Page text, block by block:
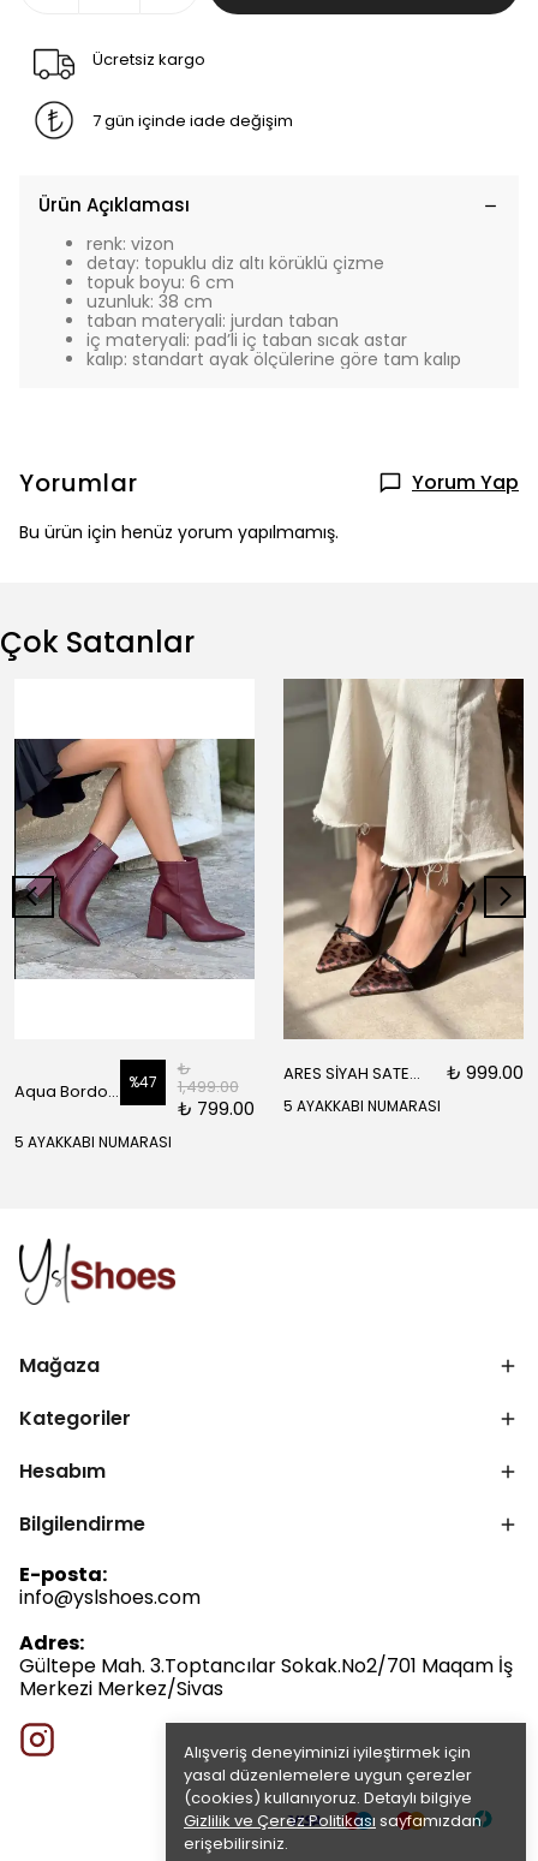
Alışveriş deneyiminizi iyileştirmek için
yasal düzenlemelere uygun çerezler
(cookies) kullanıyoruz. Detaylı bilgiye
Gizlilik ve Çerez Politikası sayfamızdan
erişebilirsiniz.
Ücretsiz kargo
7 gün içinde iade değişim
Ürün Açıklaması
renk: vizon
detay: topuklu diz altı körüklü çizme
topuk boyu: 6 cm
uzunluk: 38 cm
taban materyali: jurdan taban
iç materyali: pad’li iç taban sıcak astar
kalıp: standart ayak ölçülerine göre tam kalıp
Yorumlar Yorum Yap
Bu ürün için henüz yorum yapılmamış.
Çok Satanlar
Aqua Bordo Mat Fermuar Detay Sivri Burun Kadın Topuklu Bot %47
₺
1,499.00
₺ 799.00
5 AYAKKABI NUMARASI
ARES SİYAH SATEN ÖNÜ SARI SİYAH DETAYLI BİLEK BAĞLI KADIN TOPUKLU AYAKKABI ₺ 999.00
5 AYAKKABI NUMARASI
Mağaza
Kategoriler
Hesabım
Bilgilendirme
E-posta:
info@yslshoes.com
Adres:
Gültepe Mah. 3.Toptancılar Sokak.No2/701 Maqam İş
Merkezi Merkez/Sivas